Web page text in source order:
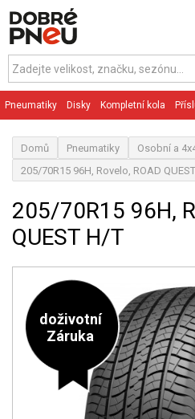
Pneumatiky Disky Kompletní kola
Domů Pneumatiky Osobní a
205/70R15 96H, Rovelo, ROAD
205/70R15 96H,
QUEST H/T
doživotní
Záruka